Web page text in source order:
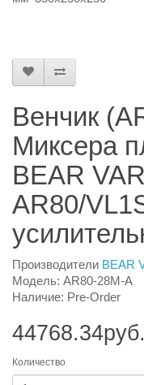
Венчик
Миксера
BEAR
AR80/
Производители BEAR
Модель: AR80-28M-A
Наличие: Pre-Order
44768.34руб.
Количество